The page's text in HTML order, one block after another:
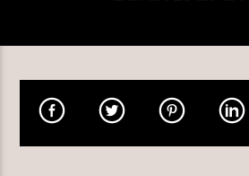
TERAZ GRAMY
HOLOGRAM